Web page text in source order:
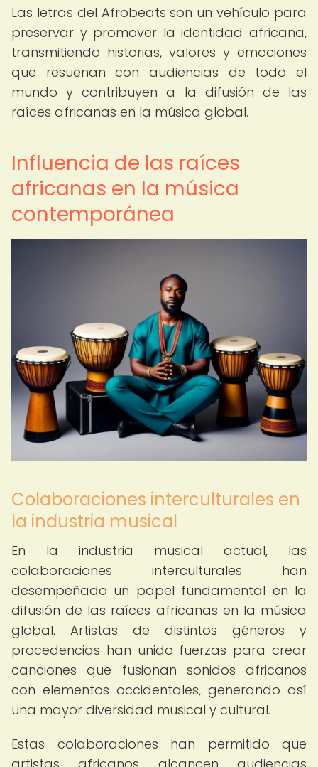
Las letras del Afrobeats son un vehículo para
preservar y promover la identidad africana,
transmitiendo historias, valores y emociones
que resuenan con audiencias de todo el
mundo y contribuyen a la difusión de las
raíces africanas en la música global.
Influencia de las raíces
africanas en la música
contemporánea
Colaboraciones interculturales en
la industria musical
En la industria musical actual, las
colaboraciones interculturales han
desempeñado un papel fundamental en la
difusión de las raíces africanas en la música
global. Artistas de distintos géneros y
procedencias han unido fuerzas para crear
canciones que fusionan sonidos africanos
con elementos occidentales, generando así
una mayor diversidad musical y cultural.
Estas colaboraciones han permitido que